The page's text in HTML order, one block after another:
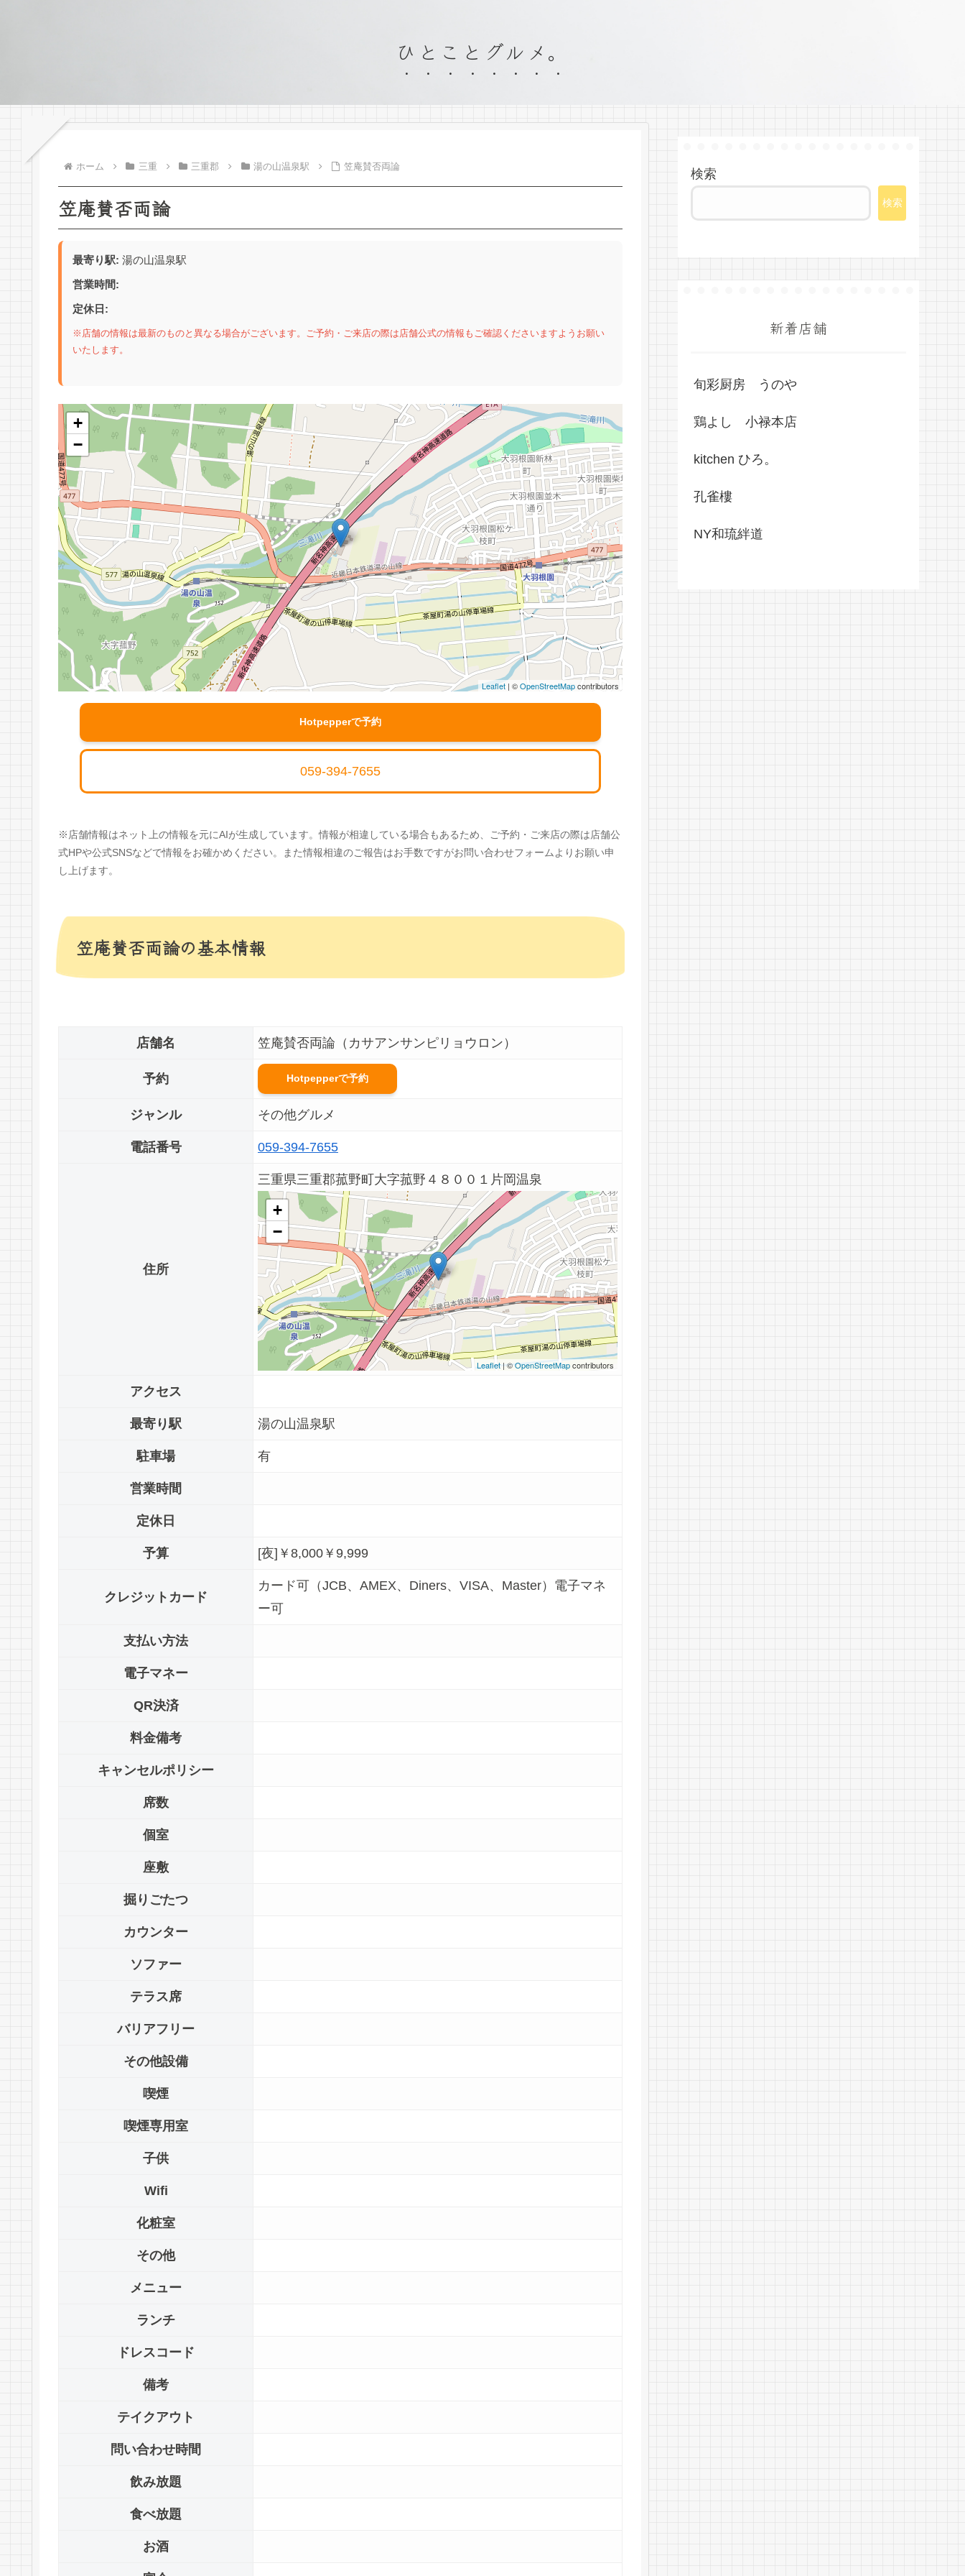
ひとことグルメ。
ホーム 三重 三重郡 湯の山温泉駅 笠庵賛否両論
笠庵賛否両論
最寄り駅: 湯の山温泉駅
営業時間:
定休日:
※店舗の情報は最新のものと異なる場合がございます。ご予約・ご来店の際は店舗公式の情報もご確認くださいますようお願い
いたします。
+
−
Leaflet | ©OpenStreetMapcontributors
Hotpepperで予約
059-394-7655
※店舗情報はネット上の情報を元にAIが生成しています。情報が相違している場合もあるため、ご予約・ご来店の際は店舗公
式HPや公式SNSなどで情報をお確かめください。また情報相違のご報告はお手数ですがお問い合わせフォームよりお願い申
し上げます。
笠庵賛否両論の基本情報
店舗名 笠庵賛否両論（カサアンサンピリョウロン）
予約 Hotpepperで予約
ジャンル その他グルメ
電話番号 059-394-7655
住所
三重県三重郡菰野町大字菰野４８００１片岡温泉
+
−
Leaflet | ©OpenStreetMapcontributors
アクセス
最寄り駅 湯の山温泉駅
駐車場 有
営業時間
定休日
予算 [夜]￥8,000￥9,999
クレジットカード
カード可（JCB、AMEX、Diners、VISA、Master）電子マネ
ー可
支払い方法
電子マネー
QR決済
料金備考
キャンセルポリシー
席数
個室
座敷
掘りごたつ
カウンター
ソファー
テラス席
バリアフリー
その他設備
喫煙
喫煙専用室
子供
Wifi
化粧室
その他
メニュー
ランチ
ドレスコード
備考
テイクアウト
問い合わせ時間
飲み放題
食べ放題
お酒
検索
検索
新着店舗
旬彩厨房 うのや
鶏よし 小禄本店
kitchen ひろ。
孔雀樓
NY和琉絆道